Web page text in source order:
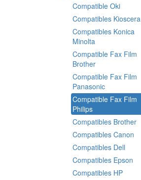
Compatible Oki
Compatibles Kioscera
Compatibles Konica
Minolta
Compatible Fax Film
Brother
Compatible Fax Film
Panasonic
Compatible Fax Film
Philips
Compatibles Brother
Compatibles Canon
Compatibles Dell
Compatibles Epson
Compatibles HP